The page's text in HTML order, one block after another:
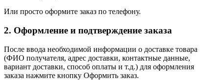
Или просто оформите заказ по телефону.
2. Оформление и подтверждение заказа
После ввода необходимой информации о доставке товара
(ФИО получателя, адрес доставки, контактные данные,
вариант доставки, способ оплаты и т.д.) для оформления
заказа нажмите кнопку Оформить заказ.